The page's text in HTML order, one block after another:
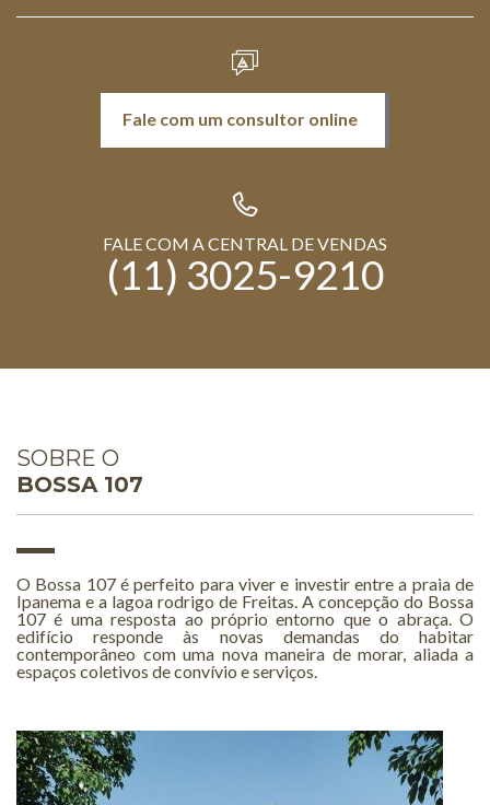
Fale com um consultor online
FALE COM A CENTRAL DE VENDAS
(11) 3025-9210
SOBRE O
BOSSA 107
O Bossa 107 é perfeito para viver e investir entre a praia de
Ipanema e a lagoa rodrigo de Freitas. A concepção do Bossa
107 é uma resposta ao próprio entorno que o abraça. O
edifício responde às novas demandas do habitar
contemporâneo com uma nova maneira de morar, aliada a
espaços coletivos de convívio e serviços.